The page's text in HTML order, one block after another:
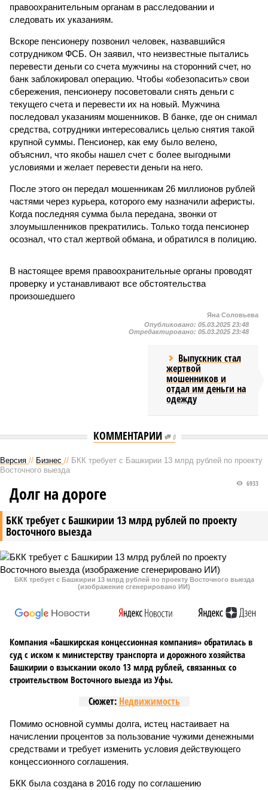
правоохранительным органам в расследовании и
следовать их указаниям.
Вскоре пенсионеру позвонил человек, назвавшийся
сотрудником ФСБ. Он заявил, что неизвестные пытались
перевести деньги со счета мужчины на сторонний счет, но
банк заблокировал операцию. Чтобы «обезопасить» свои
сбережения, пенсионеру посоветовали снять деньги с
текущего счета и перевести их на новый. Мужчина
последовал указаниям мошенников. В банке, где он снимал
средства, сотрудники интересовались целью снятия такой
крупной суммы. Пенсионер, как ему было велено,
объяснил, что якобы нашел счет с более выгодными
условиями и желает перевести деньги на него.
После этого он передал мошенникам 26 миллионов рублей
частями через курьера, которого ему назначили аферисты.
Когда последняя сумма была передана, звонки от
злоумышленников прекратились. Только тогда пенсионер
осознал, что стал жертвой обмана, и обратился в полицию.
В настоящее время правоохранительные органы проводят
проверку и устанавливают все обстоятельства
произошедшего
Яна Соловьева
Опубликовано: 05.03.2025 23:48
Отредактировано: 05.03.2025 23:48
Выпускник стал
жертвой
мошенников и
отдал им деньги на
одежду
КОММЕНТАРИИ 0
Версия // Бизнес // БКК требует с Башкирии 13 млрд рублей по проекту
Восточного выезда
БКК требует с Башкирии 13 млрд рублей по проекту
Восточного выезда
6933
Долг на дороге
БКК требует с Башкирии 13 млрд рублей по проекту Восточного выезда
(изображение сгенерировано ИИ)
Компания «Башкирская концессионная компания» обратилась в
суд с иском к министерству транспорта и дорожного хозяйства
Башкирии о взыскании около 13 млрд рублей, связанных со
строительством Восточного выезда из Уфы.
Сюжет: Недвижимость
Помимо основной суммы долга, истец настаивает на
начислении процентов за пользование чужими денежными
средствами и требует изменить условия действующего
концессионного соглашения.
БКК была создана в 2016 году по соглашению